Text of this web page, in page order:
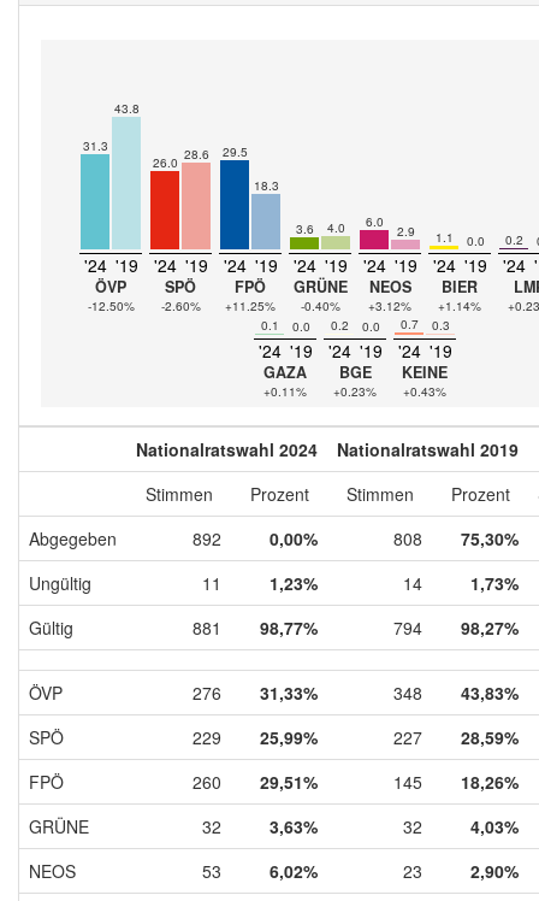
31.3
43.8
'24 '19
ÖVP
-12.50%
26.0 28.6
'24 '19
SPÖ
-2.60%
29.5
18.3
'24 '19
FPÖ
+11.25%
3.6 4.0
'24 '19
GRÜNE
-0.40%
6.0
2.9
'24 '19
NEOS
+3.12%
1.1 0.0
'24 '19
BIER
+1.14%
0.2
'24
0.1
0.0
'24 '19
GAZA
+0.11%
0.2 0.0
'24 '19
BGE
+0.23%
0.7 0.3
'24 '19
KEINE
+0.43%
Nationalratswahl 2024
Nationalratswahl 2019
Stimmen
Prozent Stimmen Prozent
Abgegeben
892 0,00% 808
75,30%
Ungültig
11 1,23% 14
1,73%
Gültig
881 98,77% 794 98,27%
ÖVP 276 31,33% 348
43,83%
SPÖ
229 25,99% 227
28,59%
FPÖ
260 29,51% 145
18,26%
GRÜNE
32 3,63% 32
4,03%
NEOS
53 6,02% 23
2,90%